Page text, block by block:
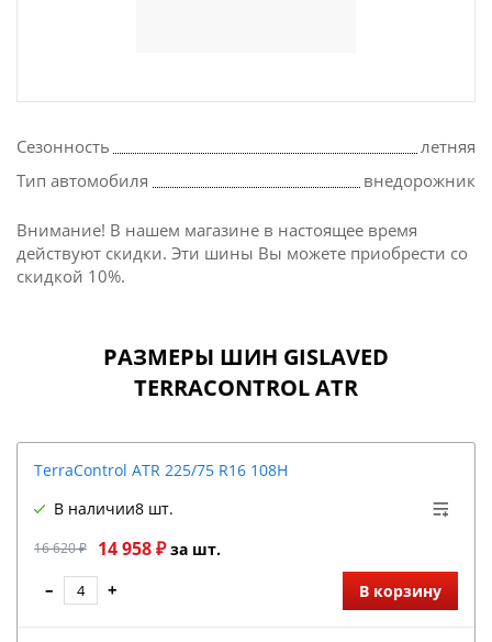
Сезонность
летняя
Тип автомобиля
внедорожник
Внимание! В нашем магазине в настоящее время
действуют скидки. Эти шины Вы можете приобрести со
скидкой 10%.
РАЗМЕРЫ ШИН GISLAVED
TERRACONTROL ATR
TerraControl ATR 225/75 R16 108H
16 620 ₽ 14 958 ₽за шт.
В наличии8 шт.
– + В корзину